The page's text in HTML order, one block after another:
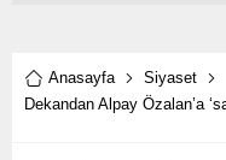
Anasayfa
Siyaset
Dekandan Alpay Özalan’a